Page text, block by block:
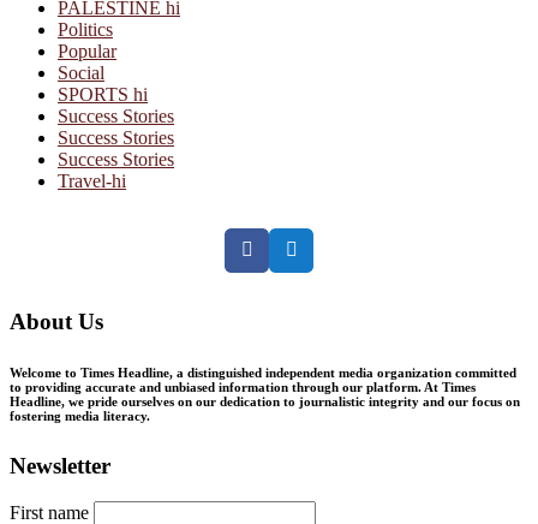
PALESTINE hi
Politics
Popular
Social
SPORTS hi
Success Stories
Success Stories
Success Stories
Travel-hi
FacebookTwitter
About Us
Welcome to Times Headline, a distinguished independent media organization committed
to providing accurate and unbiased information through our platform. At Times
Headline, we pride ourselves on our dedication to journalistic integrity and our focus on
fostering media literacy.
Newsletter
First name